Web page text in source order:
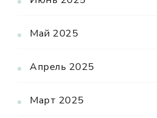
Май 2025
Апрель 2025
Март 2025